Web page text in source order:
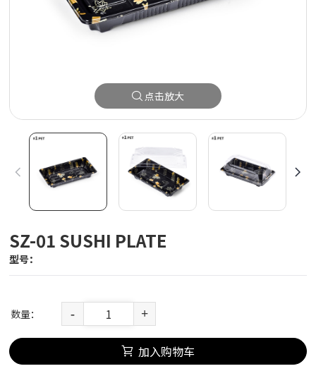
点击放大
SZ-01 SUSHI PLATE
型号：
数量： - +
加入购物车